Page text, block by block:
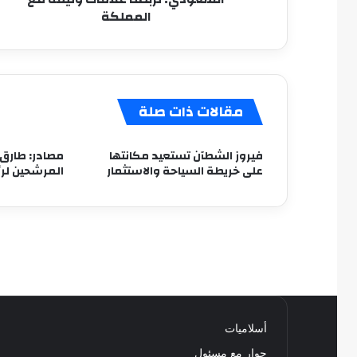
المملكة
مقالات ذات صلة
فيروز الشطآن تستعيد مكانتها
على خريطة السياحة والاستثمار
مصادر:
المرشحين
أسلاميات
حوار مع مسئول